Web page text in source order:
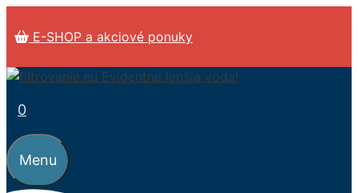
na
E-SHOP a akciové ponuky
0
Menu